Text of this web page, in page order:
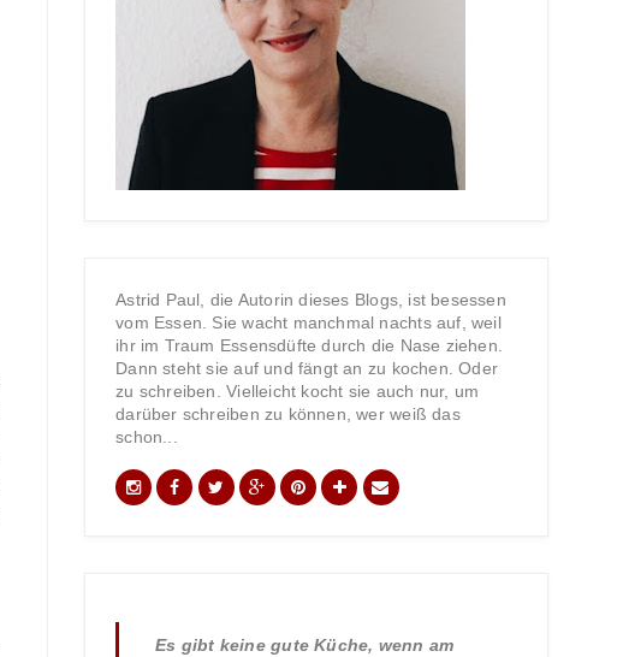
Astrid Paul, die Autorin dieses Blogs, ist besessen
vom Essen. Sie wacht manchmal nachts auf, weil
ihr im Traum Essensdüfte durch die Nase ziehen.
Dann steht sie auf und fängt an zu kochen. Oder
zu schreiben. Vielleicht kocht sie auch nur, um
darüber schreiben zu können, wer weiß das
schon...
Es gibt keine gute Küche, wenn am